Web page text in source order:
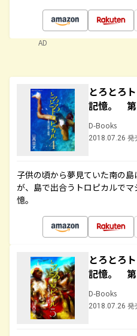
AD
とろとろ
記憶。
D-Books
2018.07.26 発
子供の頃から夢見ていた南の
が、島で出合うトロピカルで
憶。
とろとろ
記憶。
D-Books
2018.07.26 発